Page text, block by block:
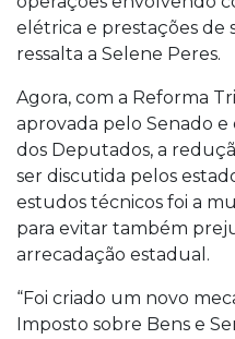
elétrica e prestações de
ressalta a Selene Peres.
Agora, com a Reforma
aprovada pelo Senado e
dos Deputados, a
ser discutida pelos
estudos técnicos foi a
para evitar também
arrecadação estadual.
“Foi criado um novo
Imposto sobre Bens e